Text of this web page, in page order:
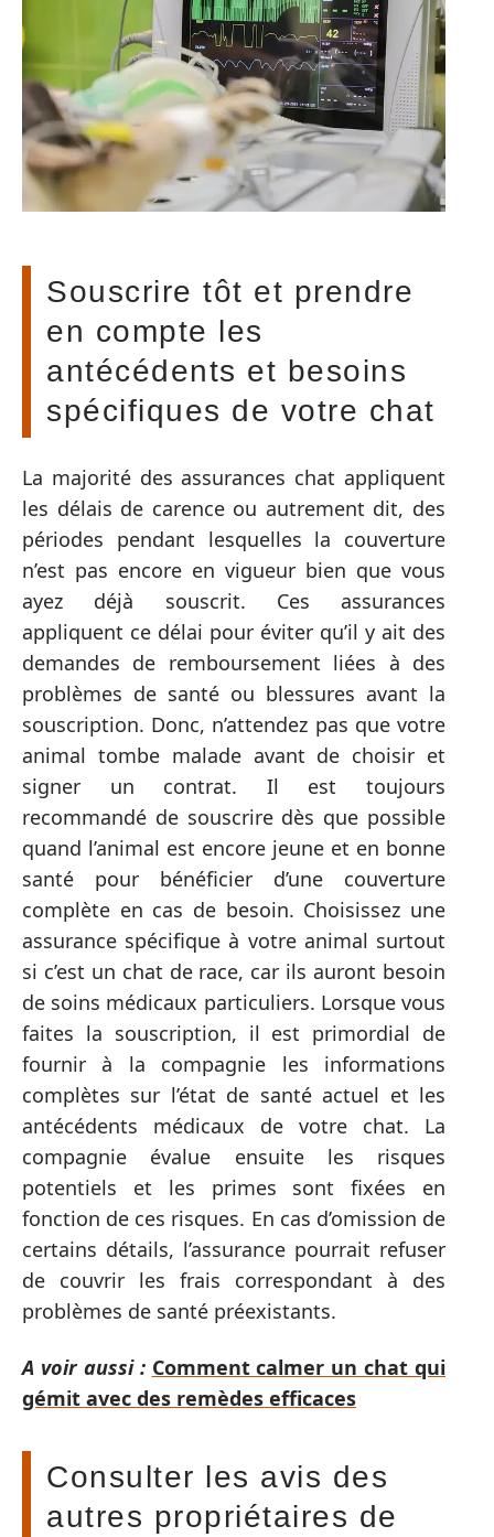
Souscrire tôt et prendre
en compte les
antécédents et besoins
spécifiques de votre chat
La majorité des assurances chat appliquent
les délais de carence ou autrement dit, des
périodes pendant lesquelles la couverture
n’est pas encore en vigueur bien que vous
ayez déjà souscrit. Ces assurances
appliquent ce délai pour éviter qu’il y ait des
demandes de remboursement liées à des
problèmes de santé ou blessures avant la
souscription. Donc, n’attendez pas que votre
animal tombe malade avant de choisir et
signer un contrat. Il est toujours
recommandé de souscrire dès que possible
quand l’animal est encore jeune et en bonne
santé pour bénéficier d’une couverture
complète en cas de besoin. Choisissez une
assurance spécifique à votre animal surtout
si c’est un chat de race, car ils auront besoin
de soins médicaux particuliers. Lorsque vous
faites la souscription, il est primordial de
fournir à la compagnie les informations
complètes sur l’état de santé actuel et les
antécédents médicaux de votre chat. La
compagnie évalue ensuite les risques
potentiels et les primes sont fixées en
fonction de ces risques. En cas d’omission de
certains détails, l’assurance pourrait refuser
de couvrir les frais correspondant à des
problèmes de santé préexistants.
A voir aussi : Comment calmer un chat qui
gémit avec des remèdes efficaces
Consulter les avis des
autres propriétaires de